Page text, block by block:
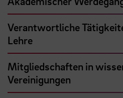
Verantwortliche
Lehre
Mitgliedschaften in
Vereinigungen